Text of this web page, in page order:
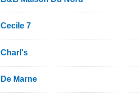
Cecile 7
Charl's
De Marne